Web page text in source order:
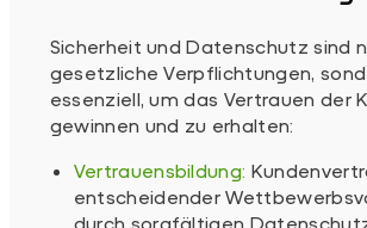
Sicherheit und Datenschutz sind
gesetzliche Verpflichtungen,
essenziell, um das Vertrauen der
gewinnen und zu erhalten:
Vertrauensbildung:
entscheidender
durch sorgfältigen